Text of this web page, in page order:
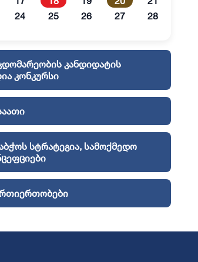
24 25 26 27
28
კანდიდატის
კონკურსი
სტრატეგია, სამოქმედო